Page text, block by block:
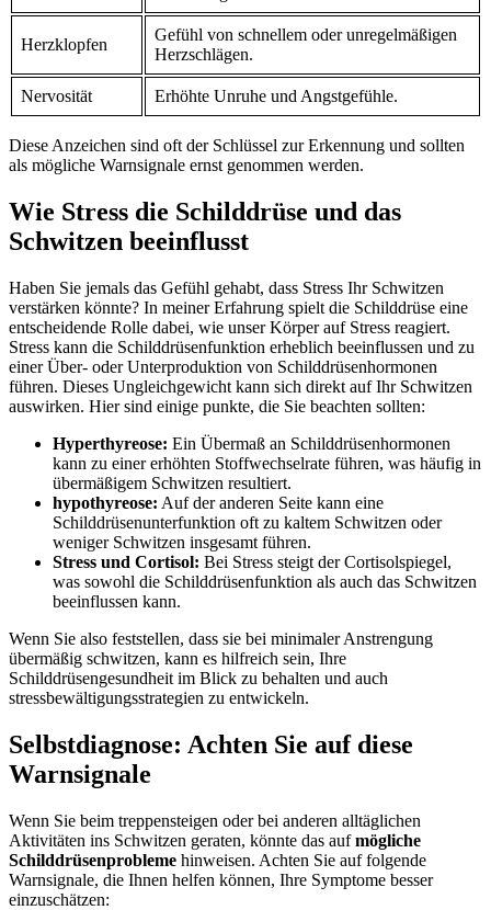
Herzklopfen
Gefühl von ⁤schnellem ‌oder unregelmäßigen
Herzschlägen.
Nervosität Erhöhte Unruhe‍ und Angstgefühle.
Diese Anzeichen sind ‌oft ‌der Schlüssel zur‌ Erkennung ‍und​ sollten
als mögliche ⁢Warnsignale ernst genommen‍ werden.
Wie ​Stress die‍ Schilddrüse und ⁣das
‍Schwitzen‍ beeinflusst
Haben Sie jemals das Gefühl⁤ gehabt, dass Stress Ihr Schwitzen
verstärken könnte? In meiner Erfahrung spielt⁤ die Schilddrüse eine
‌entscheidende⁣ Rolle dabei, wie ‌unser Körper auf​ Stress reagiert.
Stress kann ​die⁣ Schilddrüsenfunktion erheblich beeinflussen und zu
einer⁤ Über-‍ oder Unterproduktion von Schilddrüsenhormonen
führen.⁤ Dieses Ungleichgewicht kann sich direkt auf Ihr Schwitzen⁢
auswirken. Hier sind einige punkte, die Sie beachten sollten:
Hyperthyreose: Ein​ Übermaß an Schilddrüsenhormonen ​
kann zu einer⁤ erhöhten Stoffwechselrate ​führen, was häufig in⁢
übermäßigem Schwitzen resultiert.
hypothyreose: Auf der anderen ‌Seite kann ⁢eine‌
Schilddrüsenunterfunktion oft⁢ zu kaltem ⁤Schwitzen oder
‌weniger ⁣Schwitzen insgesamt⁢ führen.
Stress und⁢ Cortisol: ‌Bei Stress steigt ‌der Cortisolspiegel,
was sowohl die Schilddrüsenfunktion als⁢ auch das⁣ Schwitzen
beeinflussen kann.
Wenn Sie⁤ also feststellen, dass sie bei minimaler Anstrengung
⁢übermäßig schwitzen, kann es hilfreich sein, Ihre
Schilddrüsengesundheit im Blick zu behalten und auch
‌stressbewältigungsstrategien zu entwickeln.
Selbstdiagnose: Achten⁢ Sie auf diese
Warnsignale
Wenn Sie beim treppensteigen oder bei anderen alltäglichen
Aktivitäten ins Schwitzen geraten, könnte das aufmögliche
Schilddrüsenprobleme hinweisen. ⁢Achten Sie auf⁣ folgende⁣
Warnsignale, ⁤die Ihnen ‌helfen ⁢können, Ihre Symptome besser
einzuschätzen: